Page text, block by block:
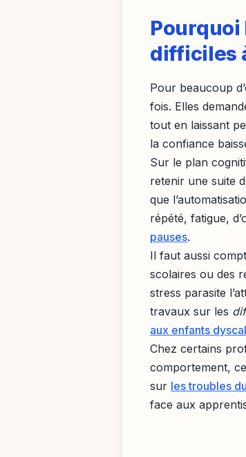
difficiles
Pour beaucoup
fois. Elles
tout en laissant
la confiance
Sur le plan
retenir une suite
que
répété, fatigue,
pauses.
Il faut aussi
scolaires ou des
stress parasite
travaux sur les
aux enfants
Chez certains
comportement,
sur les troubles
face aux